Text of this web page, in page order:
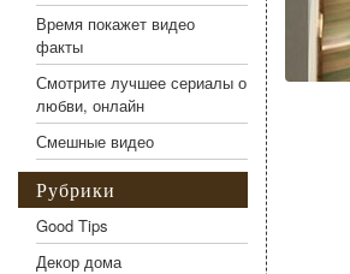
Время покажет видео
факты
Смотрите лучшее сериалы о
любви, онлайн
Смешные видео
Рубрики
Good Tips
Декор дома